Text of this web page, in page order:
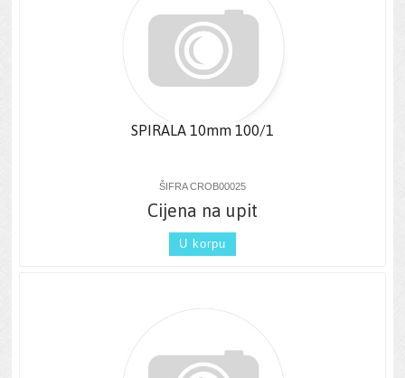
SPIRALA 10mm 100/1
ŠIFRA CROB00025
Cijena na upit
U korpu